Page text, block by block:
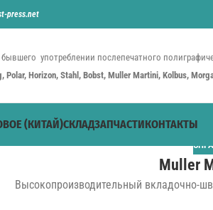
press.net
бывшего употреблении послепечатного
Polar, Horizon, Stahl, Bobst, Muller Martini, Kolbus,
(КИТАЙ)СКЛАДЗАПЧАСТИКОНТАКТЫ
Muller
Высокопроизводительный вкладочно-